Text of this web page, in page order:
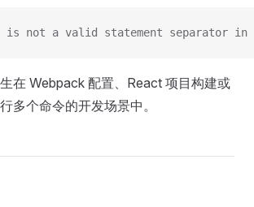
is not a valid statement separator
在 Webpack 配置、React 项目构建或
多个命令的开发场景中。